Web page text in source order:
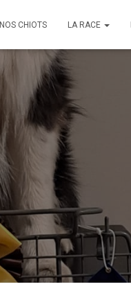
NOS CHIOTS LA RACE